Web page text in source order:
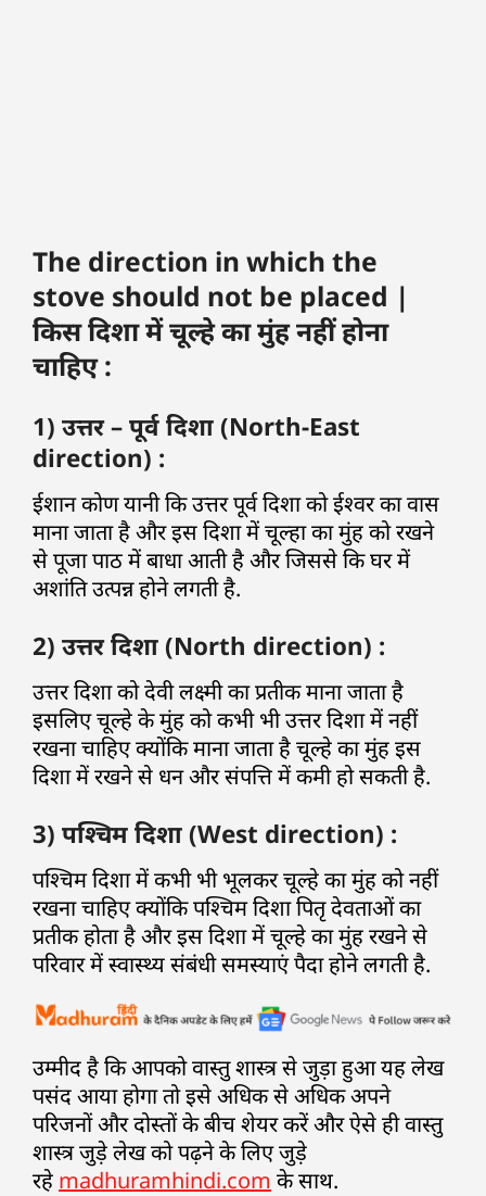
The direction in which the
stove should not be placed |
किस दिशा में चूल्हे का मुंह नहीं होना
चाहिए :
1) उत्तर – पूर्व दिशा (North-East
direction) :
ईशान कोण यानी कि उत्तर पूर्व दिशा को ईश्वर का वास
माना जाता है और इस दिशा में चूल्हा का मुंह को रखने
से पूजा पाठ में बाधा आती है और जिससे कि घर में
अशांति उत्पन्न होने लगती है.
2) उत्तर दिशा (North direction) :
उत्तर दिशा को देवी लक्ष्मी का प्रतीक माना जाता है
इसलिए चूल्हे के मुंह को कभी भी उत्तर दिशा में नहीं
रखना चाहिए क्योंकि माना जाता है चूल्हे का मुंह इस
दिशा में रखने से धन और संपत्ति में कमी हो सकती है.
3) पश्चिम दिशा (West direction) :
पश्चिम दिशा में कभी भी भूलकर चूल्हे का मुंह को नहीं
रखना चाहिए क्योंकि पश्चिम दिशा पितृ देवताओं का
प्रतीक होता है और इस दिशा में चूल्हे का मुंह रखने से
परिवार में स्वास्थ्य संबंधी समस्याएं पैदा होने लगती है.
उम्मीद है कि आपको वास्तु शास्त्र से जुड़ा हुआ यह लेख
पसंद आया होगा तो इसे अधिक से अधिक अपने
परिजनों और दोस्तों के बीच शेयर करें और ऐसे ही वास्तु
शास्त्र जुड़े लेख को पढ़ने के लिए जुड़े
रहे madhuramhindi.com के साथ.